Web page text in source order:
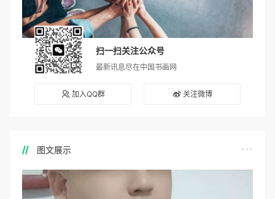
扫一扫关注公众号
最新讯息尽在中国书画网
加入QQ群 关注微博
图文展示